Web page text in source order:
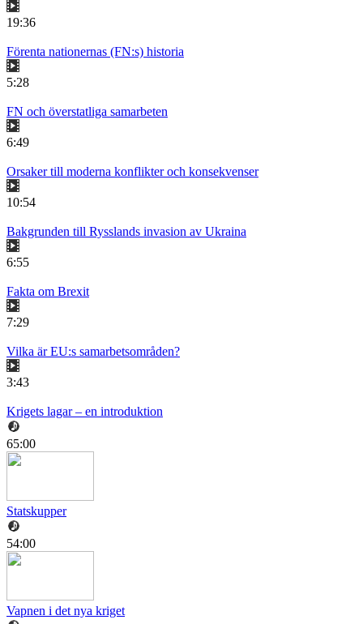
19:36
Förenta nationernas (FN:s) historia
5:28
FN och överstatliga samarbeten
6:49
Orsaker till moderna konflikter och konsekvenser
10:54
Bakgrunden till Rysslands invasion av Ukraina
6:55
Fakta om Brexit
7:29
Vilka är EU:s samarbetsområden?
3:43
Krigets lagar – en introduktion
65:00
Statskupper
54:00
Vapnen i det nya kriget